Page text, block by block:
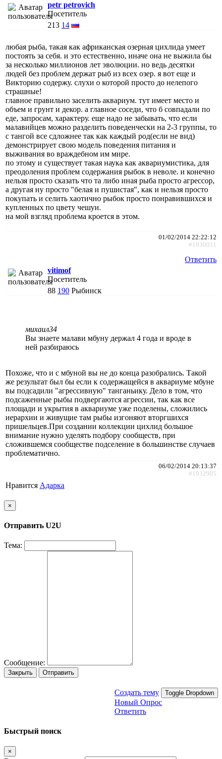
petr petrovich
Посетитель
213 14
любая рыба, такая как африканская озерная цихлида умеет
постоять за себя. и это естественно, иначе она не выжила бы
за несколько миллионов лет эволюции. но ведь десятки
людей без проблем держат рыб из всех озер. я вот еще и
Викторию содержу. слухи о которой просто до нелепого
страшные!
главное правильно заселить аквариум. тут имеет место и
объем и грунт и декор. а главное соседи, что б совпадали по
еде, запросам, характеру. еще надо не забывать, что если
малавийцев можно разделить поведенчески на 2-3 группы, то
с тангой все сдложнее так как каждый род(если не вид)
демонстрирует свою модель поведения питания и
выживания во враждебном им мире.
по этому и существует такая наука как аквариумистика, для
преодоления проблем содержания рыбок в неволе. и конечно
нельзя просто сказать что та либо иная рыба просто агрессор,
а другая ну просто "белая и пушистая", как и нельзя просто
покупать и селить хаотично рыбок просто понравившихся и
купленных по цвету чешуи.
на мой взгляд проблема кроется в этом.
01/02/2014 22:22:12
#1930011
Ответить
vitimof
Посетитель
88 190 Рыбинск
михаил34
Вы знаете малави мбуну держал 4 года и вроде в
ней разбираюсь
Похоже, что и с мбуной вы не до конца разобрались. Такой
же результат был бы если к содержащейся в аквариуме мбуне
вы подсадили "агрессивную" танганьику. Дело в том, что
подсаженные рыбы подвергаются агрессии, так как все
площади и укрытия в аквариуме уже поделены, сложились
иерархии и живущие там рыбы изгоняют вторгшихся
пришельцев.При создании коллекции цихлид большое
внимание нужно уделять подбору сообществ, при
сложившемся сообществе подселение в большинстве случаев
проблематично.
06/02/2014 20:13:37
#1932905
Нравится Адарка
×
Отправить U2U
Тема:
Сообщение:
Закрыть Отправить
Создать тему Toggle Dropdown
Новый Опрос
Ответить
Быстрый поиск
×